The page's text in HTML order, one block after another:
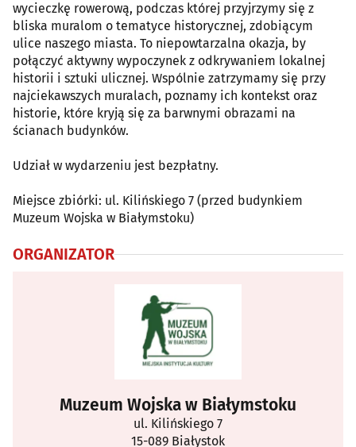
wycieczkę rowerową, podczas której przyjrzymy się z
bliska muralom o tematyce historycznej, zdobiącym
ulice naszego miasta. To niepowtarzalna okazja, by
połączyć aktywny wypoczynek z odkrywaniem lokalnej
historii i sztuki ulicznej. Wspólnie zatrzymamy się przy
najciekawszych muralach, poznamy ich kontekst oraz
historie, które kryją się za barwnymi obrazami na
ścianach budynków.
Udział w wydarzeniu jest bezpłatny.
Miejsce zbiórki: ul. Kilińskiego 7 (przed budynkiem
Muzeum Wojska w Białymstoku)
ORGANIZATOR
Muzeum Wojska w Białymstoku
ul. Kilińskiego 7
15-089 Białystok